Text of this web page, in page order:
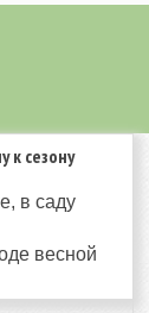
к сезону
в саду
весной